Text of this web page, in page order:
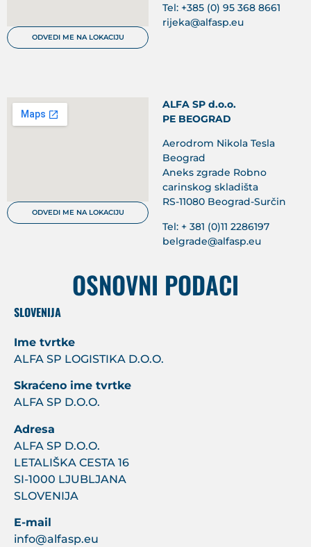
ODVEDI ME NA LOKACIJU
Tel: +385 (0) 95 368 8661
rijeka@alfasp.eu
ODVEDI ME NA LOKACIJU
ALFA SP d.o.o.
PE BEOGRAD
Aerodrom Nikola Tesla
Beograd
Aneks zgrade Robno
carinskog skladišta
RS-11080 Beograd-Surčin
Tel: + 381 (0)11 2286197
belgrade@alfasp.eu
OSNOVNI PODACI
SLOVENIJA
Ime tvrtke
ALFA SP LOGISTIKA D.O.O.
Skraćeno ime tvrtke
ALFA SP D.O.O.
Adresa
ALFA SP D.O.O.
LETALIŠKA CESTA 16
SI-1000 LJUBLJANA
SLOVENIJA
E-mail
info@alfasp.eu